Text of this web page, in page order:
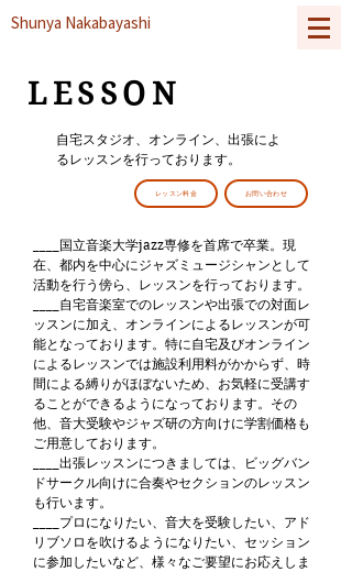
Shunya Nakabayashi
​LESSON
自宅スタジオ、オンライン、出張によ
るレッスンを行っております。
レッスン料金 お問い合わせ
____国立音楽大学jazz専修を首席で卒業。現
在、都内を中心にジャズミュージシャンとして
活動を行う傍ら、レッスンを行っております。
____自宅音楽室でのレッスンや出張での対面レ
ッスンに加え、オンラインによるレッスンが可
能となっております。特に自宅及びオンライン
によるレッスンでは施設利用料がかからず、時
間による縛りがほぼないため、お気軽に受講す
ることができるようになっております。その
他、音大受験やジャズ研の方向けに学割価格も
ご用意しております。
____出張レッスンにつきましては、ビッグバン
ドサークル向けに合奏やセクションのレッスン
も行います。
____プロになりたい、音大を受験したい、アド
リブソロを吹けるようになりたい、セッション
に参加したいなど、様々なご要望にお応えしま